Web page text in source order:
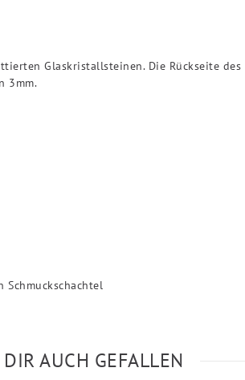
Glaskristallsteinen. Die Rückseite
3mm.
AUCH GEFALLEN